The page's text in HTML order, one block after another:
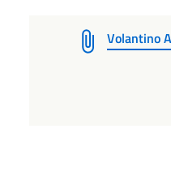
Volantino